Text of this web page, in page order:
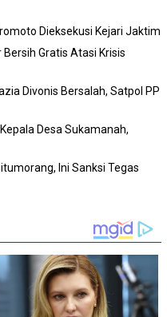
Dieksekusi Kejari Jaktim
Gratis Atasi Krisis
Divonis Bersalah, Satpol PP
Desa Sukamanah,
Ini Sanksi Tegas